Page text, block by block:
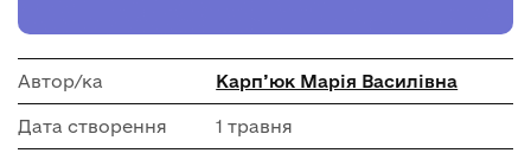
Автор/ка Карп’юк Марія Василівна
Дата створення 1 травня